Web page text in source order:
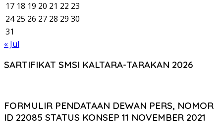
17 18 19 20 21 22 23
24 25 26 27 28 29 30
31
« Jul
SARTIFIKAT SMSI KALTARA-TARAKAN 2026
FORMULIR PENDATAAN DEWAN PERS, NOMOR
ID 22085 STATUS KONSEP 11 NOVEMBER 2021